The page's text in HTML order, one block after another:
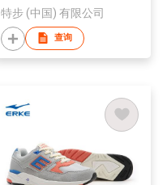
特步 (中国) 有限公司
查询